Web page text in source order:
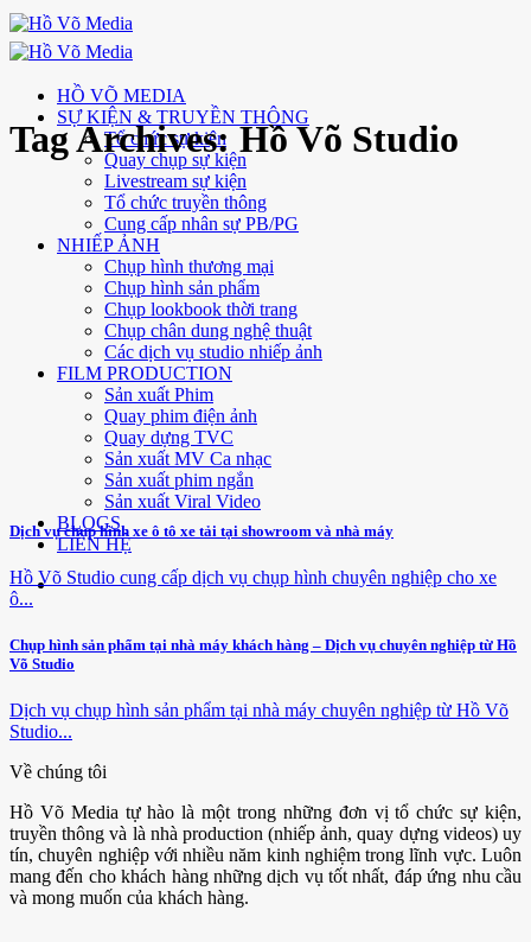
Skip
to
content
HỒ VÕ MEDIA
SỰ KIỆN & TRUYỀN THÔNG
Tổ chức sự kiện
Quay chụp sự kiện
Livestream sự kiện
Tổ chức truyền thông
Cung cấp nhân sự PB/PG
NHIẾP ẢNH
Chụp hình thương mại
Chụp hình sản phẩm
Chụp lookbook thời trang
Chụp chân dung nghệ thuật
Các dịch vụ studio nhiếp ảnh
FILM PRODUCTION
Sản xuất Phim
Quay phim điện ảnh
Quay dựng TVC
Sản xuất MV Ca nhạc
Sản xuất phim ngắn
Sản xuất Viral Video
BLOGS
LIÊN HỆ
Tag Archives:Hồ Võ Studio
Dịch vụ chụp hình xe ô tô xe tải tại showroom và nhà máy
Hồ Võ Studio cung cấp dịch vụ chụp hình chuyên nghiệp cho xe
ô...
Chụp hình sản phẩm tại nhà máy khách hàng – Dịch vụ chuyên nghiệp từ Hồ
Võ Studio
Dịch vụ chụp hình sản phẩm tại nhà máy chuyên nghiệp từ Hồ Võ
Studio...
Về chúng tôi
Hồ Võ Media tự hào là một trong những đơn vị tổ chức sự kiện,
truyền thông và là nhà production (nhiếp ảnh, quay dựng videos) uy
tín, chuyên nghiệp với nhiều năm kinh nghiệm trong lĩnh vực. Luôn
mang đến cho khách hàng những dịch vụ tốt nhất, đáp ứng nhu cầu
và mong muốn của khách hàng.